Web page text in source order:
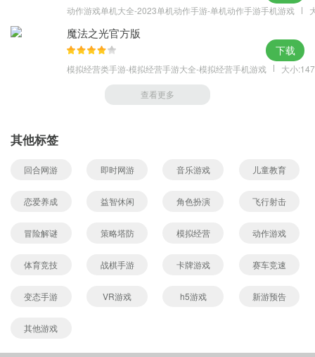
动作游戏单机大全-2023单机动作手游-单机动作手游手机游戏
魔法之光官方版
模拟经营类手游-模拟经营手游大全-模拟经营手机游戏 大小
下载
查看更多
其他标签
回合网游 即时网游 音乐游戏 儿童教育
恋爱养成 益智休闲 角色扮演 飞行射击
冒险解谜 策略塔防 模拟经营 动作游戏
体育竞技 战棋手游 卡牌游戏 赛车竞速
变态手游 VR游戏 h5游戏 新游预告
其他游戏